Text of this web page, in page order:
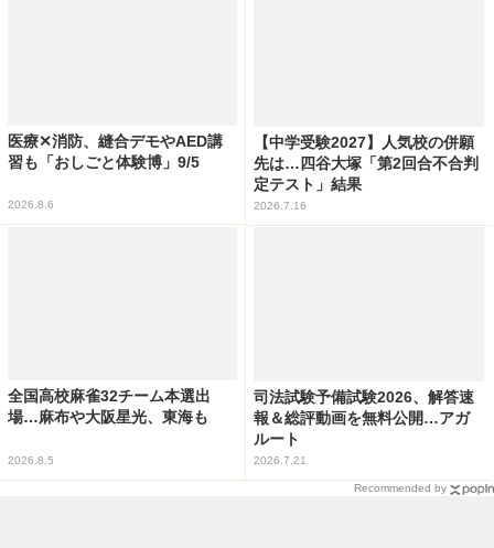
医療✕消防、縫合デモやAED講
習も「おしごと体験博」9/5
2026.8.6
【中学受験2027】人気校の併願
先は…四谷大塚「第2回合不合判
定テスト」結果
2026.7.16
全国高校麻雀32チーム本選出
場…麻布や大阪星光、東海も
2026.8.5
司法試験予備試験2026、解答速
報＆総評動画を無料公開…アガ
ルート
2026.7.21
Recommended by